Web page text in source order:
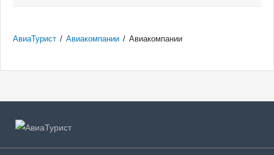
АвиаТурист / Авиакомпании / Авиакомпании